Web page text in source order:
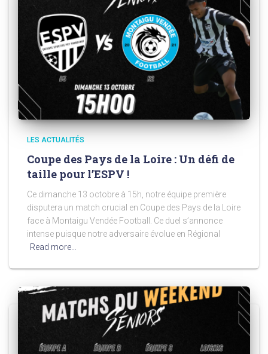
LES ACTUALITÉS
Coupe des Pays de la Loire : Un défi de
taille pour l’ESPV !
Ce dimanche 13 octobre à 15h, notre équipe première
disputera un match crucial en Coupe des Pays de la Loire
face à Montaigu Vendée Football. Ce duel s’annonce
intense puisque notre adversaire évolue en Régional
Read more…